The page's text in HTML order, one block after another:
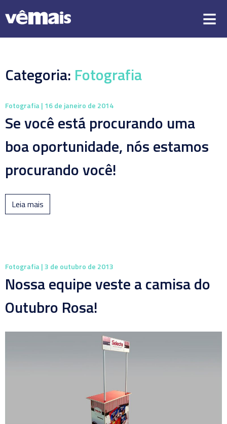
Categoria: Fotografia
Fotografia | 16 de janeiro de 2014
Se você está procurando uma
boa oportunidade, nós estamos
procurando você!
Leia mais
Fotografia | 3 de outubro de 2013
Nossa equipe veste a camisa do
Outubro Rosa!